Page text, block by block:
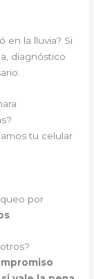
en la lluvia? Si
diagnóstico
tu celular
por